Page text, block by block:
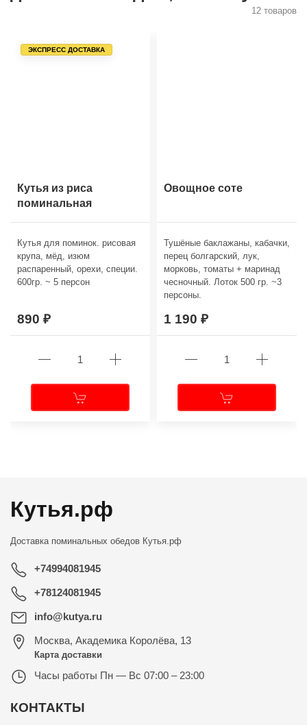
12 товаров
ЭКСПРЕСС ДОСТАВКА
Кутья из риса
поминальная
Кутья для поминок. рисовая
крупа, мёд, изюм
распаренный, орехи, специи.
600гр. ~ 5 персон
890
Овощное соте
Тушёные баклажаны, кабачки,
перец болгарский, лук,
морковь, томаты + маринад
чесночный. Лоток 500 гр. ~3
персоны.
1 190
Кутья.рф
Доставка поминальных обедов Кутья.рф
+74994081945
+78124081945
info@kutya.ru
Москва, Академика Королёва, 13
Карта доставки
Часы работы Пн — Вс 07:00 – 23:00
КОНТАКТЫ